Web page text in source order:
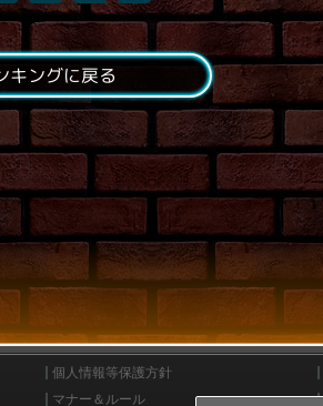
キングに戻る
個人情報等保護方針
マナー＆ルール